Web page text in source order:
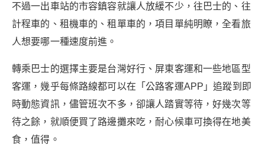
不過一出車站的市容鎮容就讓人放緩不少，往巴士的、往
計程車的、租機車的、租單車的，項目單純明瞭，全看旅
人想要哪一種速度前進。
轉乘巴士的選擇主要是台灣好行、屏東客運和一些地區型
客運，幾乎每條路線都可以在「公路客運APP」追蹤到即
時動態資訊，儘管班次不多，卻讓人踏實等待，好幾次等
待之餘，就順便買了路邊攤來吃，耐心候車可換得在地美
食，值得。